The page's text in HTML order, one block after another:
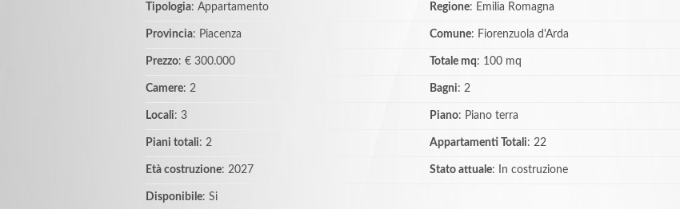
Tipologia: Appartamento Regione: Emilia Romagna
Provincia: Piacenza Comune: Fiorenzuola d'Arda
Prezzo: € 300.000 Totale mq: 100 mq
Camere: 2 Bagni: 2
Locali: 3 Piano: Piano terra
Piani totali: 2 Appartamenti Totali: 22
Età costruzione: 2027 Stato attuale: In costruzione
Disponibile: Si